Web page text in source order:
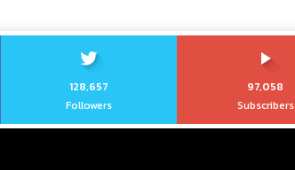
128,657
Followers
97,058
Subscribers